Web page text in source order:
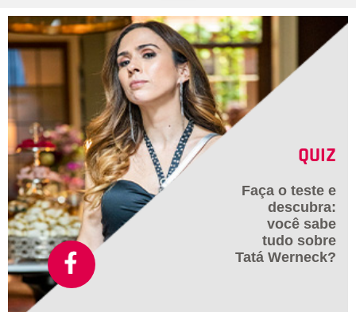
QUIZ
Faça o teste e
descubra:
você sabe
tudo sobre
Tatá Werneck?